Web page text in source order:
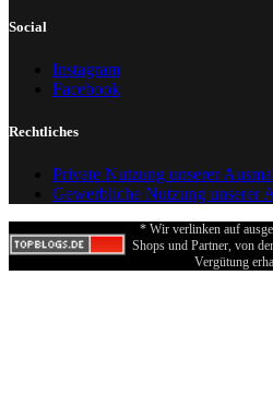
Social
Instagram
Facebook
Rechtliches
Private Nutzung unserer
Gewerbliche Nutzung unserer
* Wir verlinken auf
Shops und Partner, von
Vergütung